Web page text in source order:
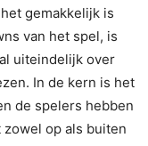
gemakkelijk is
van het spel, is
uiteindelijk over
In de kern is het
de spelers hebben
op als buiten